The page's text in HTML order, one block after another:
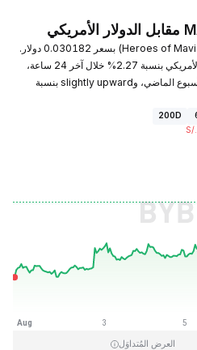
يجري اليوم، تداوُل واحد (1) MAVIA ‏(Heroes of Mavia) بسعر 0.030182 دولار.
up سعر صرف MAVIA مقابل الدولار الأمريكي بنسبة 2.27% خلال آخر 24 ساعة،
وincreased بنسبة 20.56% خلال الأسبوع الماضي، وslightly upward بنسبة
200D
S/.
العرض المُتداوَل